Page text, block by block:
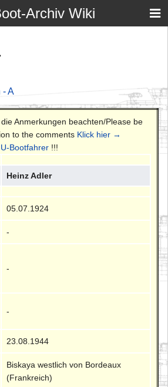
Archiv Wiki
- A
Anmerkungen beachten/Please be
to the comments Klick hier →
Bootfahrer !!!
Heinz Adler
05.07.1924
-
-
-
23.08.1944
Biskaya westlich von Bordeaux
(Frankreich)